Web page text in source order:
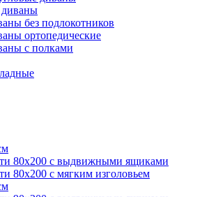
без подлокотников
ортопедические
с полками
80х200 с выдвижными ящиками
80х200 с мягким изголовьем